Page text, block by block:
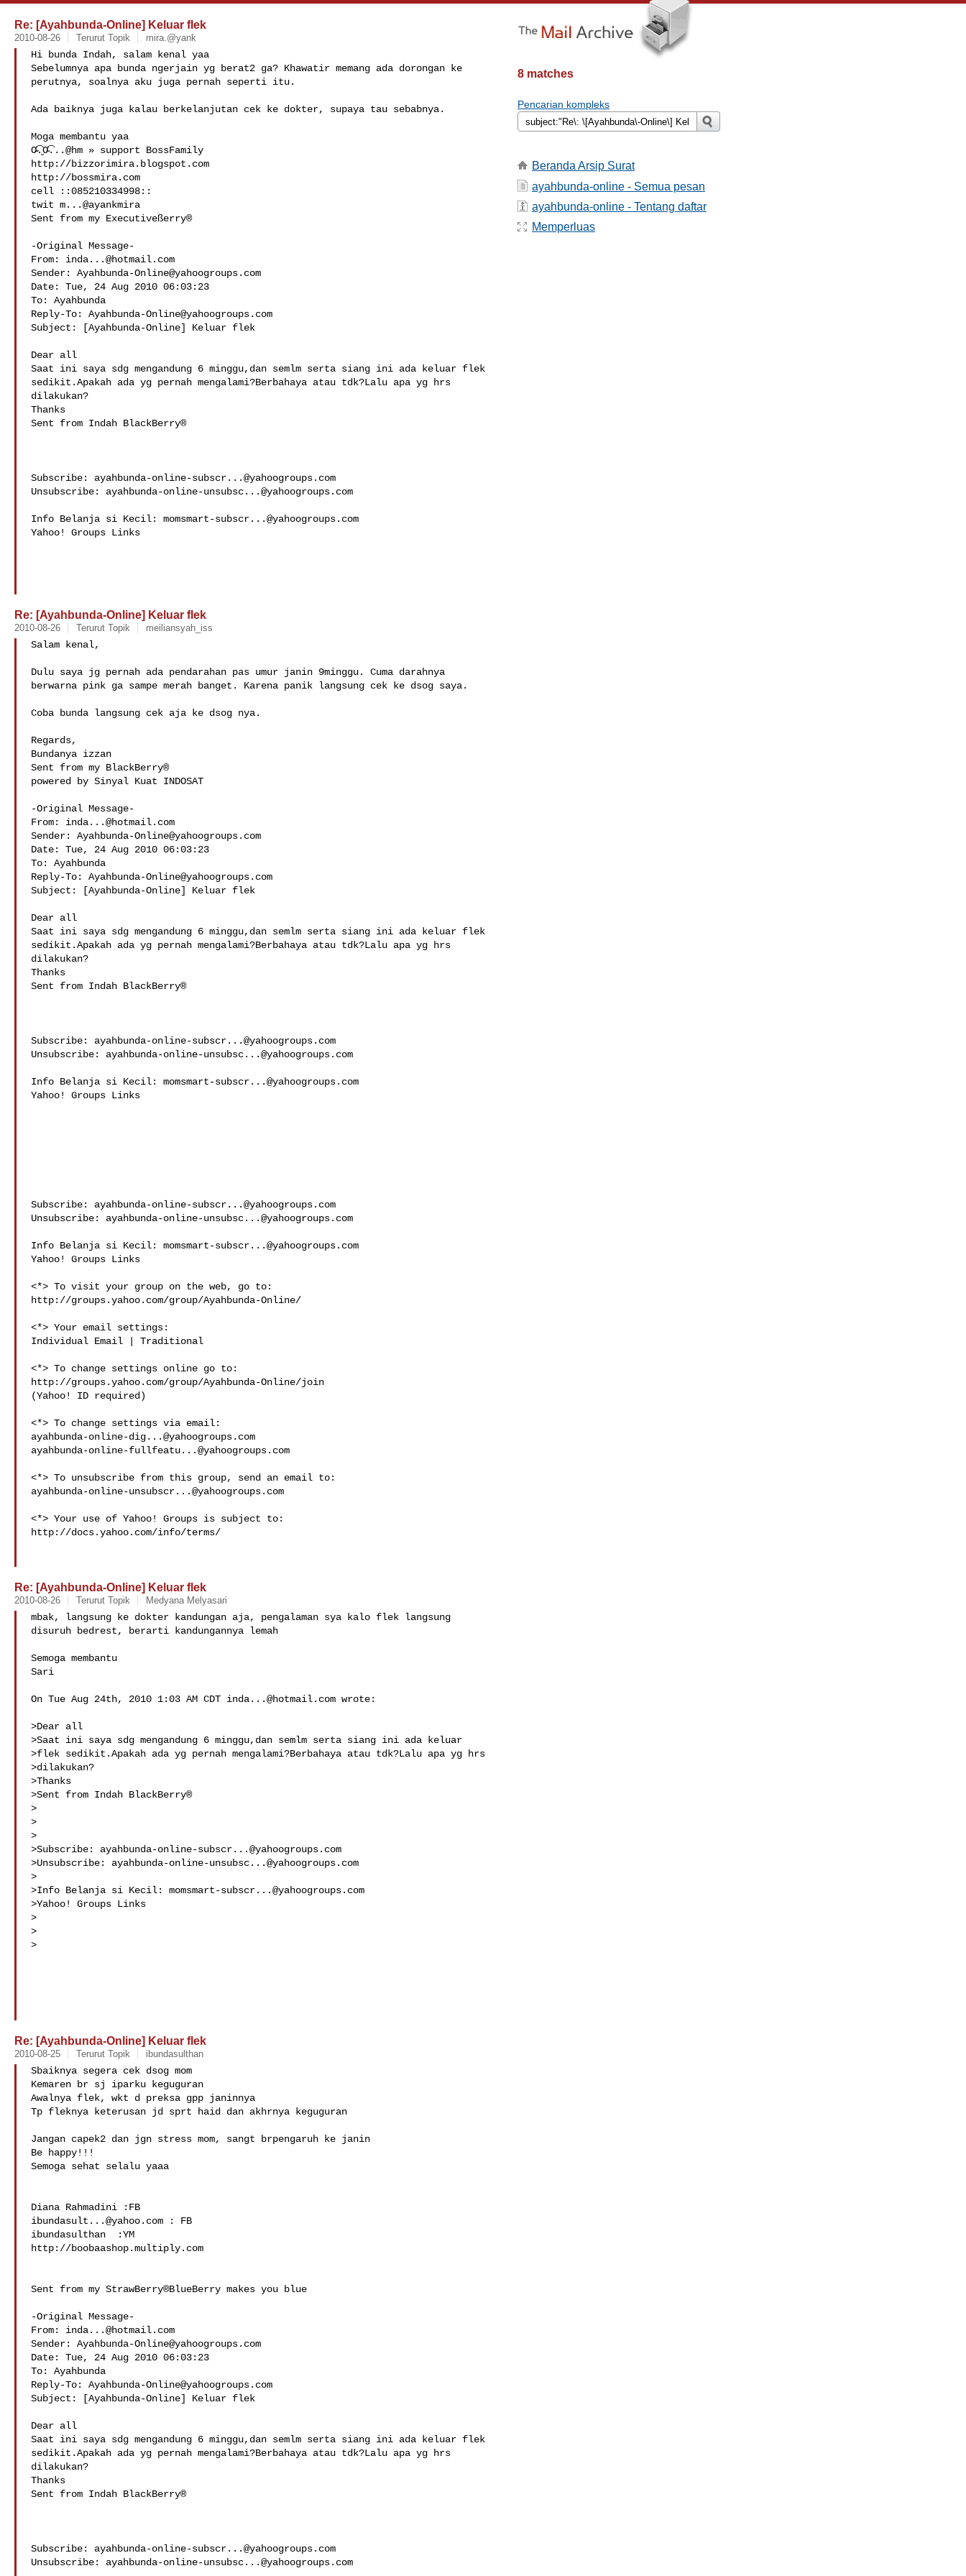
Re: [Ayahbunda-Online] Keluar flek
2010-08-26 Terurut Topik mira.@yank
Hi bunda Indah, salam kenal yaa
Sebelumnya apa bunda ngerjain yg berat2 ga? Khawatir memang ada dorongan ke
perutnya, soalnya aku juga pernah seperti itu.
Ada baiknya juga kalau berkelanjutan cek ke dokter, supaya tau sebabnya.
Moga membantu yaa
Ơ̴̴͡.̮Ơ̴͡...@hm » support BossFamily
http://bizzorimira.blogspot.com
http://bossmira.com
cell ::085210334998::
twit m...@ayankmira
Sent from my Executiveßerry®
-Original Message-
From: inda...@hotmail.com
Sender: Ayahbunda-Online@yahoogroups.com
Date: Tue, 24 Aug 2010 06:03:23
To: Ayahbunda
Reply-To: Ayahbunda-Online@yahoogroups.com
Subject: [Ayahbunda-Online] Keluar flek
Dear all
Saat ini saya sdg mengandung 6 minggu,dan semlm serta siang ini ada keluar flek
sedikit.Apakah ada yg pernah mengalami?Berbahaya atau tdk?Lalu apa yg hrs
dilakukan?
Thanks
Sent from Indah BlackBerry®
Subscribe: ayahbunda-online-subscr...@yahoogroups.com
Unsubscribe: ayahbunda-online-unsubsc...@yahoogroups.com
Info Belanja si Kecil: momsmart-subscr...@yahoogroups.com
Yahoo! Groups Links
Re: [Ayahbunda-Online] Keluar flek
2010-08-26 Terurut Topik meiliansyah_iss
Salam kenal,
Dulu saya jg pernah ada pendarahan pas umur janin 9minggu. Cuma darahnya
berwarna pink ga sampe merah banget. Karena panik langsung cek ke dsog saya.
Coba bunda langsung cek aja ke dsog nya.
Regards,
Bundanya izzan
Sent from my BlackBerry®
powered by Sinyal Kuat INDOSAT
-Original Message-
From: inda...@hotmail.com
Sender: Ayahbunda-Online@yahoogroups.com
Date: Tue, 24 Aug 2010 06:03:23
To: Ayahbunda
Reply-To: Ayahbunda-Online@yahoogroups.com
Subject: [Ayahbunda-Online] Keluar flek
Dear all
Saat ini saya sdg mengandung 6 minggu,dan semlm serta siang ini ada keluar flek
sedikit.Apakah ada yg pernah mengalami?Berbahaya atau tdk?Lalu apa yg hrs
dilakukan?
Thanks
Sent from Indah BlackBerry®
Subscribe: ayahbunda-online-subscr...@yahoogroups.com
Unsubscribe: ayahbunda-online-unsubsc...@yahoogroups.com
Info Belanja si Kecil: momsmart-subscr...@yahoogroups.com
Yahoo! Groups Links
Subscribe: ayahbunda-online-subscr...@yahoogroups.com
Unsubscribe: ayahbunda-online-unsubsc...@yahoogroups.com
Info Belanja si Kecil: momsmart-subscr...@yahoogroups.com
Yahoo! Groups Links
<*> To visit your group on the web, go to:
http://groups.yahoo.com/group/Ayahbunda-Online/
<*> Your email settings:
Individual Email | Traditional
<*> To change settings online go to:
http://groups.yahoo.com/group/Ayahbunda-Online/join
(Yahoo! ID required)
ayahbunda-online-dig...@yahoogroups.com
ayahbunda-online-fullfeatu...@yahoogroups.com
ayahbunda-online-unsubscr...@yahoogroups.com
<*> Your use of Yahoo! Groups is subject to:
http://docs.yahoo.com/info/terms/
Re: [Ayahbunda-Online] Keluar flek
2010-08-26 Terurut Topik Medyana Melyasari
mbak, langsung ke dokter kandungan aja, pengalaman sya kalo flek langsung
disuruh bedrest, berarti kandungannya lemah
Semoga membantu
Sari
On Tue Aug 24th, 2010 1:03 AM CDT inda...@hotmail.com wrote:
>Dear all
>Saat ini saya sdg mengandung 6 minggu,dan semlm serta siang ini ada keluar
>flek sedikit.Apakah ada yg pernah mengalami?Berbahaya atau tdk?Lalu apa yg hrs
>dilakukan?
>Thanks
>Sent from Indah BlackBerry®
>
>
>
>Subscribe: ayahbunda-online-subscr...@yahoogroups.com
>Unsubscribe: ayahbunda-online-unsubsc...@yahoogroups.com
>
>Info Belanja si Kecil: momsmart-subscr...@yahoogroups.com
>Yahoo! Groups Links
>
>
>
Re: [Ayahbunda-Online] Keluar flek
2010-08-25 Terurut Topik ibundasulthan
Sbaiknya segera cek dsog mom
Kemaren br sj iparku keguguran
Awalnya flek, wkt d preksa gpp janinnya
Tp fleknya keterusan jd sprt haid dan akhrnya keguguran
Jangan capek2 dan jgn stress mom, sangt brpengaruh ke janin
Be happy!!!
Semoga sehat selalu yaaa
ibundasult...@yahoo.com : FB
ibundasulthan  :YM
http://boobaashop.multiply.com
Sent from my StrawBerry®BlueBerry makes you blue
-Original Message-
From: inda...@hotmail.com
Sender: Ayahbunda-Online@yahoogroups.com
Date: Tue, 24 Aug 2010 06:03:23
To: Ayahbunda
Reply-To: Ayahbunda-Online@yahoogroups.com
Subject: [Ayahbunda-Online] Keluar flek
Dear all
Saat ini saya sdg mengandung 6 minggu,dan semlm serta siang ini ada keluar flek
sedikit.Apakah ada yg pernah mengalami?Berbahaya atau tdk?Lalu apa yg hrs
dilakukan?
Thanks
Sent from Indah BlackBerry®
Subscribe: ayahbunda-online-subscr...@yahoogroups.com
Unsubscribe: ayahbunda-online-unsubsc...@yahoogroups.com
8 matches
Pencarian kompleks
Beranda Arsip Surat
ayahbunda-online - Semua pesan
ayahbunda-online - Tentang daftar
Memperluas